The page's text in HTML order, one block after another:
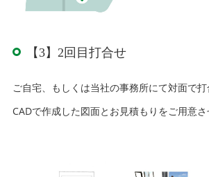
【3】2回目打合せ
ご自宅、もしくは当社の事務所にて対面で打
CADで作成した図面とお見積もりをご用意さ